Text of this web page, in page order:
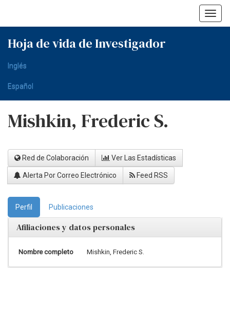
Hoja de vida de Investigador
Inglés
Español
Mishkin, Frederic S.
Red de Colaboración Ver Las Estadísticas
Alerta Por Correo Electrónico Feed RSS
Perfil Publicaciones
Afiliaciones y datos personales
Nombre completo Mishkin, Frederic S.